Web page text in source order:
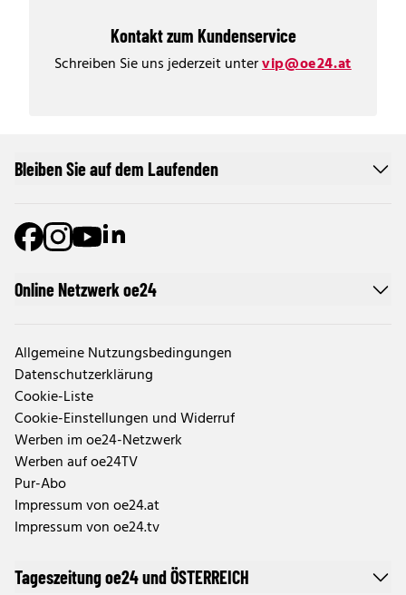
Kontakt zum Kundenservice
Schreiben Sie uns jederzeit untervip@oe24.at
Online Netzwerk oe24
Allgemeine Nutzungsbedingungen
Datenschutzerklärung
Cookie-Liste
Cookie-Einstellungen und Widerruf
Werben im oe24-Netzwerk
Werben auf oe24TV
Pur-Abo
Impressum von oe24.at
Impressum von oe24.tv
Tageszeitung oe24 und ÖSTERREICH
Bleiben Sie auf dem Laufenden